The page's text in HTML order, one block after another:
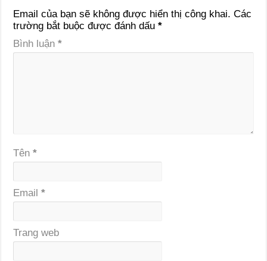
Email của bạn sẽ không được hiển thị công khai. Các
trường bắt buộc được đánh dấu*
Bình luận*
Tên*
Email*
Trang web